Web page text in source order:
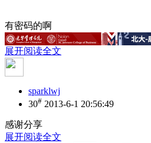
有密码的啊
展开阅读全文
sparklwj
30# 2013-6-1 20:56:49
感谢分享
展开阅读全文